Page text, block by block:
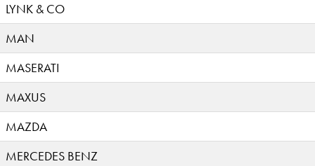
LYNK & CO
MAN
MASERATI
MAXUS
MAZDA
MERCEDES BENZ